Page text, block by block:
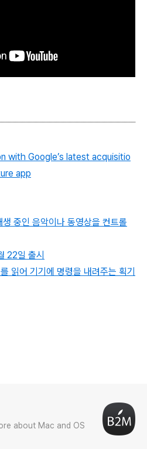
with Google’s latest acquisitio
app
중인 음악이나 동영상을 컨트롤
22일 출시
읽어 기기에 명령을 내려주는 획기
about Mac and OS